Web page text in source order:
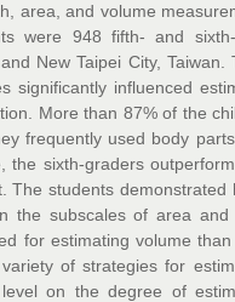
area, and volume
were 948 fifth- and
New Taipei City, Taiwan.
significantly influenced
More than 87% of the
frequently used body
the sixth-graders
The students demonstrated
subscales of area and
for estimating volume
of strategies for
on the degree of